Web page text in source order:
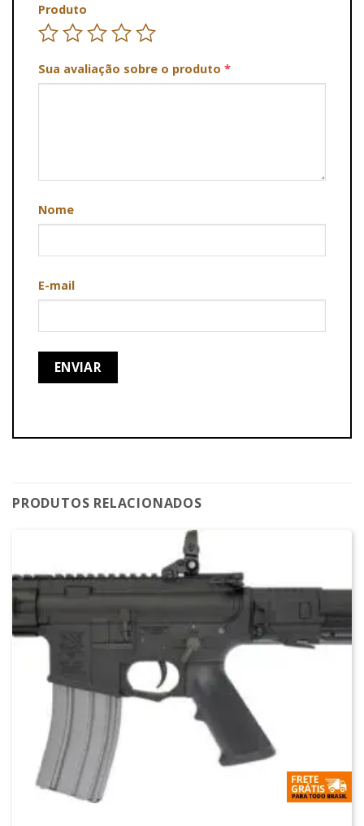
Produto
Sua avaliação sobre o produto *
Nome
E-mail
PRODUTOS RELACIONADOS